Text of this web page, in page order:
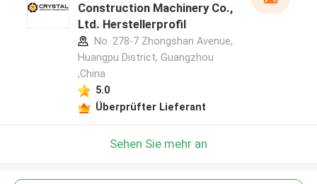
Construction Machinery Co.,
Ltd. Herstellerprofil
No. 278-7 Zhongshan Avenue,
Huangpu District, Guangzhou
,China
5.0
Überprüfter Lieferant
Sehen Sie mehr an